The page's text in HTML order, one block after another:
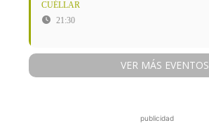
CUÉLLAR
21:30
VER MÁS EVENTOS
publicidad